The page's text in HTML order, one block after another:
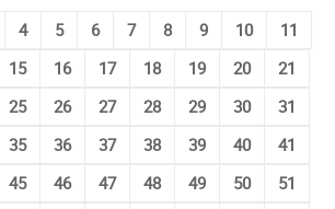
4 5 6 7 8 9 10
11
15 16 17 18 19 20
21
25 26 27 28 29 30
31
35 36 37 38 39 40
41
45 46 47 48 49 50
51